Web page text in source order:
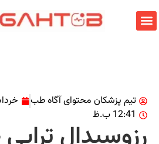
تیم پزشکان محتوای آگاه طب
خرداد 20, 1405
12:41 ب.ظ